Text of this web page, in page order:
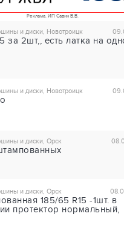
Реклама. ИП Савин В.В.
и диски, Новотроицк
за 2шт,, есть латка на
и диски, Новотроицк
и диски, Орск
и диски, Орск
185/65 R15 -1шт. в
протектор нормальный,